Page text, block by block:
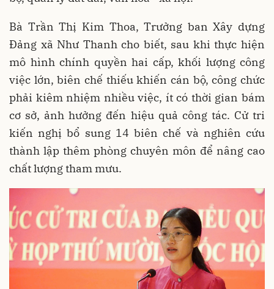
Bà Trần Thị Kim Thoa, Trưởng ban Xây dựng
Đảng xã Như Thanh cho biết, sau khi thực hiện
mô hình chính quyền hai cấp, khối lượng công
việc lớn, biên chế thiếu khiến cán bộ, công chức
phải kiêm nhiệm nhiều việc, ít có thời gian bám
cơ sở, ảnh hưởng đến hiệu quả công tác. Cử tri
kiến nghị bổ sung 14 biên chế và nghiên cứu
thành lập thêm phòng chuyên môn để nâng cao
chất lượng tham mưu.